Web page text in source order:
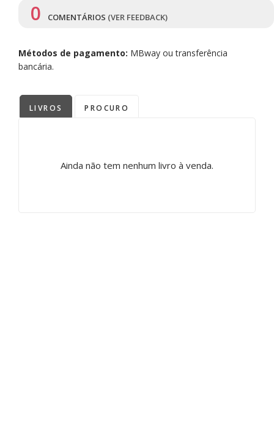
0 COMENTÁRIOS (VER FEEDBACK)
Métodos de pagamento: MBway ou transferência
bancária.
LIVROS PROCURO
Ainda não tem nenhum livro à venda.